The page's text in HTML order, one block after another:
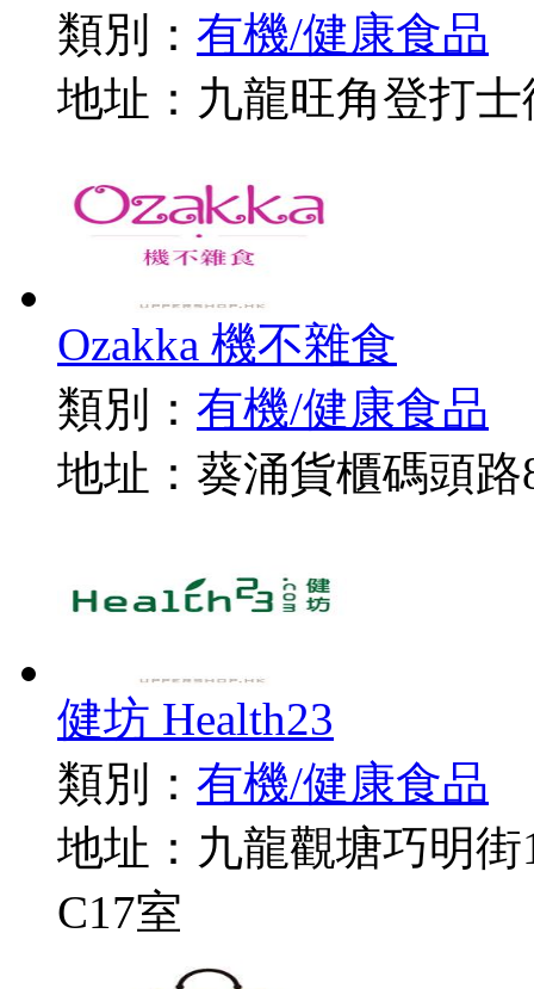
類別： 有機/健康食品
地址：九龍旺角登打
Ozakka 機不雜食
類別： 有機/健康食品
地址：葵涌貨櫃碼頭
健坊 Health23
類別： 有機/健康食品
地址：九龍觀塘巧明
C17室